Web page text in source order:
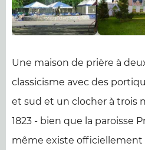
Une maison de prière à
classicisme avec des
et sud et un clocher à trois
1823 - bien que la paroisse
même existe officiellement